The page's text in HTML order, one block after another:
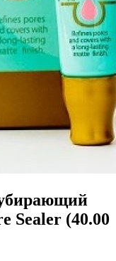
Sealer (40.00